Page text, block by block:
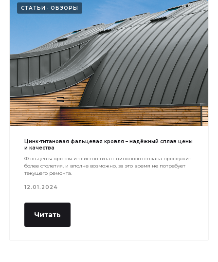
СТАТЬИ ОБЗОРЫ
Цинк-титановая фальцевая кровля – надёжный сплав цены
и качества
Фальцевая кровля из листов титан-цинкового сплава прослужит
более столетия, и вполне возможно, за это время не потребует
текущего ремонта.
12.01.2024
Читать